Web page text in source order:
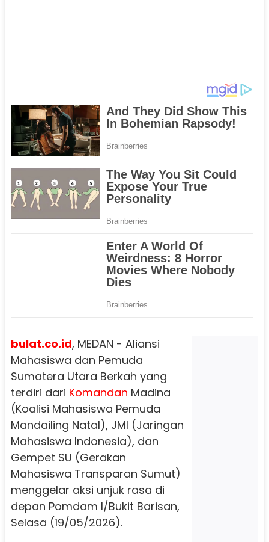
bulat.co.id, MEDAN - Aliansi
Mahasiswa dan Pemuda
Sumatera Utara Berkah yang
terdiri dari Komandan Madina
(Koalisi Mahasiswa Pemuda
Mandailing Natal), JMI (Jaringan
Mahasiswa Indonesia), dan
Gempet SU (Gerakan
Mahasiswa Transparan Sumut)
menggelar aksi unjuk rasa di
depan Pomdam I/Bukit Barisan,
Selasa (19/05/2026).